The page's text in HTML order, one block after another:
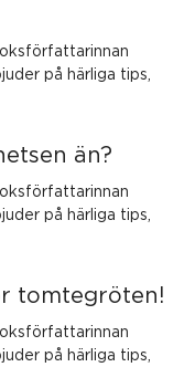
på härliga tips,
än?
på härliga tips,
tomtegröten!
på härliga tips,